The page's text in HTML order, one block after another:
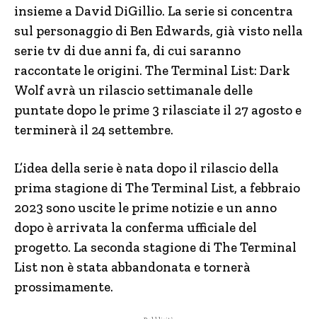
insieme a David DiGillio. La serie si concentra
sul personaggio di Ben Edwards, già visto nella
serie tv di due anni fa, di cui saranno
raccontate le origini. The Terminal List: Dark
Wolf avrà un rilascio settimanale delle
puntate dopo le prime 3 rilasciate il 27 agosto e
terminerà il 24 settembre.
L’idea della serie è nata dopo il rilascio della
prima stagione di The Terminal List, a febbraio
2023 sono uscite le prime notizie e un anno
dopo è arrivata la conferma ufficiale del
progetto. La seconda stagione di The Terminal
List non è stata abbandonata e tornerà
prossimamente.